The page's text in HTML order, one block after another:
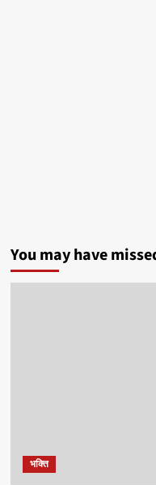
You may have
भक्ति